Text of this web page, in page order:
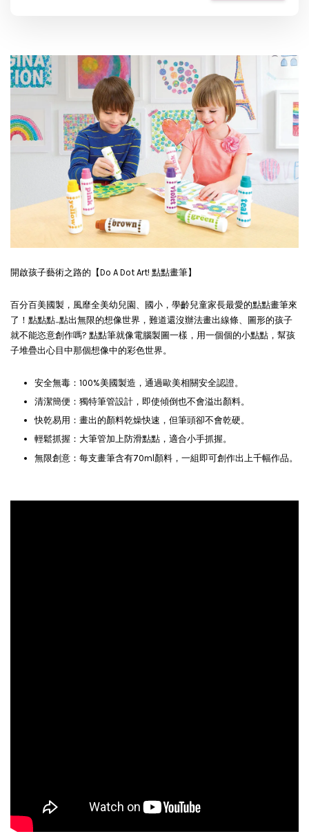
開啟孩子藝術之路的【Do A Dot Art! 點點畫筆】
百分百美國製，風靡全美幼兒園、國小，學齡兒童家長最愛的點點畫筆來
了！點點點...點出無限的想像世界，難道還沒辦法畫出線條、圖形的孩子
就不能恣意創作嗎? 點點筆就像電腦製圖一樣，用一個個的小點點，幫孩
子堆疊出心目中那個想像中的彩色世界。
安全無毒：100%美國製造，通過歐美相關安全認證。
清潔簡便：獨特筆管設計，即使傾倒也不會溢出顏料。
快乾易用：畫出的顏料乾燥快速，但筆頭卻不會乾硬。
輕鬆抓握：大筆管加上防滑點點，適合小手抓握。
無限創意：每支畫筆含有70ml顏料，一組即可創作出上千幅作品。